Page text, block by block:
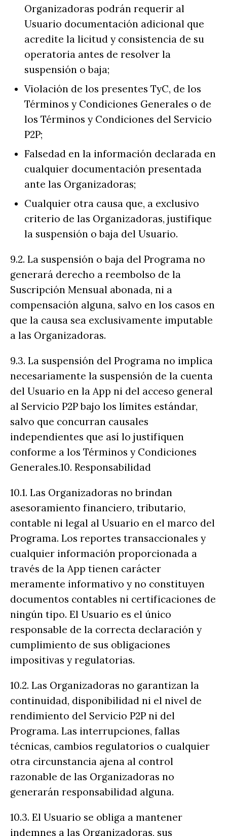
Organizadoras podrán requerir al
Usuario documentación adicional que
acredite la licitud y consistencia de su
operatoria antes de resolver la
suspensión o baja;
Violación de los presentes TyC, de los
Términos y Condiciones Generales o de
los Términos y Condiciones del Servicio
P2P;
Falsedad en la información declarada en
cualquier documentación presentada
ante las Organizadoras;
Cualquier otra causa que, a exclusivo
criterio de las Organizadoras, justifique
la suspensión o baja del Usuario.
9.2. La suspensión o baja del Programa no
generará derecho a reembolso de la
Suscripción Mensual abonada, ni a
compensación alguna, salvo en los casos en
que la causa sea exclusivamente imputable
a las Organizadoras.
9.3. La suspensión del Programa no implica
necesariamente la suspensión de la cuenta
del Usuario en la App ni del acceso general
al Servicio P2P bajo los límites estándar,
salvo que concurran causales
independientes que así lo justifiquen
conforme a los Términos y Condiciones
Generales.10. Responsabilidad
10.1. Las Organizadoras no brindan
asesoramiento financiero, tributario,
contable ni legal al Usuario en el marco del
Programa. Los reportes transaccionales y
cualquier información proporcionada a
través de la App tienen carácter
meramente informativo y no constituyen
documentos contables ni certificaciones de
ningún tipo. El Usuario es el único
responsable de la correcta declaración y
cumplimiento de sus obligaciones
impositivas y regulatorias.
10.2. Las Organizadoras no garantizan la
continuidad, disponibilidad ni el nivel de
rendimiento del Servicio P2P ni del
Programa. Las interrupciones, fallas
técnicas, cambios regulatorios o cualquier
otra circunstancia ajena al control
razonable de las Organizadoras no
generarán responsabilidad alguna.
10.3. El Usuario se obliga a mantener
indemnes a las Organizadoras, sus